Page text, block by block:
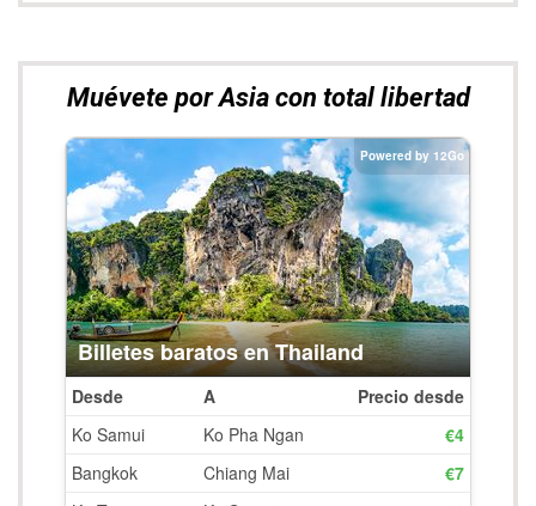
Muévete por Asia con total libertad